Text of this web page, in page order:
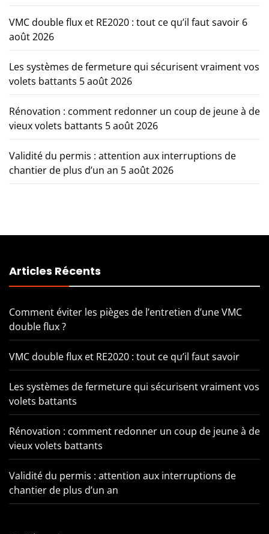
VMC double flux et RE2020 : tout ce qu’il faut savoir 6
août 2026
Les systèmes de fermeture qui sécurisent vraiment vos
volets battants 5 août 2026
Rénovation : comment redonner un coup de jeune à de
vieux volets battants 5 août 2026
Validité du permis : attention aux interruptions de
chantier de plus d’un an 5 août 2026
Articles Récents
Comment éviter les pièges de l’entretien d’une VMC
double flux ?
VMC double flux et RE2020 : tout ce qu’il faut savoir
Les systèmes de fermeture qui sécurisent vraiment vos
volets battants
Rénovation : comment redonner un coup de jeune à de
vieux volets battants
Validité du permis : attention aux interruptions de
chantier de plus d’un an